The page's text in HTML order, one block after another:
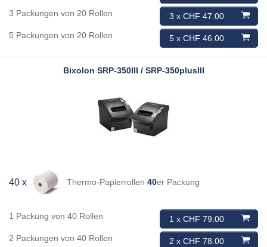
3 x CHF 47.00
3 Packungen von 20 Rollen
5 x CHF 46.00
5 Packungen von 20 Rollen
Bixolon SRP-350III / SRP-350plusIII
40 x Thermo-Papierrollen 40er Packung
1 x CHF 79.00
1 Packung von 40 Rollen
2 x CHF 78.00
2 Packungen von 40 Rollen